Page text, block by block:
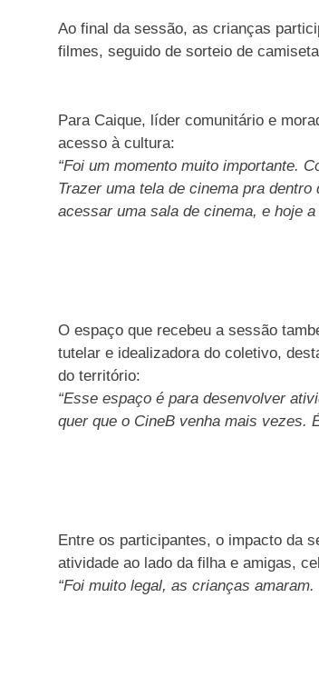
Ao final da sessão, as crianças
filmes, seguido de sorteio de
Para Caique, líder comunitário e
acesso à cultura:
“Foi um momento muito importante.
Trazer uma tela de cinema pra
acessar uma sala de cinema, e hoje
O espaço que recebeu a sessão
tutelar e idealizadora do coletivo,
do território:
“Esse espaço é para desenvolver
quer que o CineB venha mais vezes.
Entre os participantes, o impacto da
atividade ao lado da filha e amigas,
“Foi muito legal, as crianças